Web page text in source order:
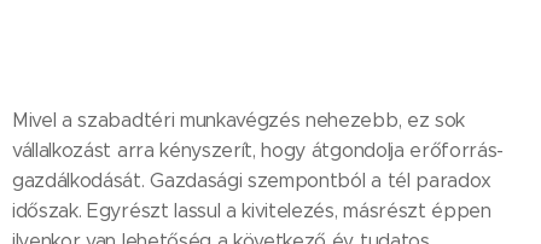
Mivel a szabadtéri munkavégzés nehezebb, ez sok
vállalkozást arra kényszerít, hogy átgondolja erőforrás-
gazdálkodását. Gazdasági szempontból a tél paradox
időszak. Egyrészt lassul a kivitelezés, másrészt éppen